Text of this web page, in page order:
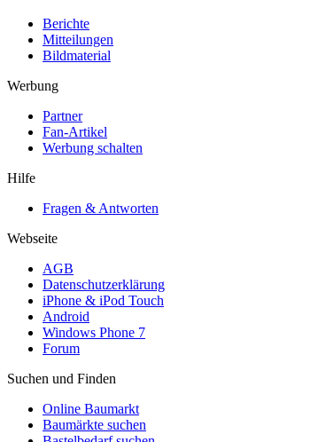
Berichte
Mitteilungen
Bildmaterial
Werbung
Partner
Fan-Artikel
Werbung schalten
Hilfe
Fragen & Antworten
Webseite
AGB
Datenschutzerklärung
iPhone & iPod Touch
Android
Windows Phone 7
Forum
Suchen und Finden
Online Baumarkt
Baumärkte suchen